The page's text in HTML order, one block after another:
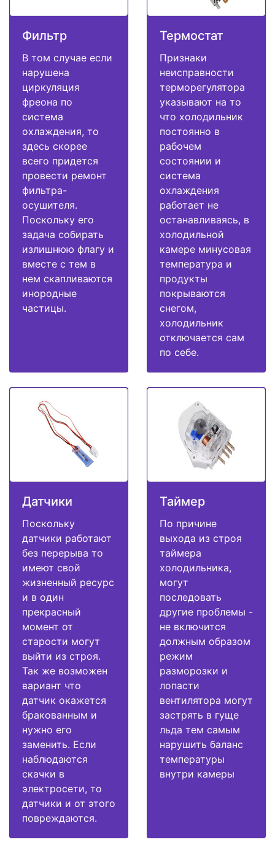
Фильтр
В том случае если
нарушена
циркуляция
фреона по
система
охлаждения, то
здесь скорее
всего придется
провести ремонт
фильтра-
осушителя.
Поскольку его
задача собирать
излишнюю флагу и
вместе с тем в
нем скапливаются
инородные
частицы.
Термостат
Признаки
неисправности
терморегулятора
указывают на то
что холодильник
постоянно в
рабочем
состоянии и
система
охлаждения
работает не
останавливаясь, в
холодильной
камере минусовая
температура и
продукты
покрываются
снегом,
холодильник
отключается сам
по себе.
Датчики
Поскольку
датчики работают
без перерыва то
имеют свой
жизненный ресурс
и в один
прекрасный
момент от
старости могут
выйти из строя.
Так же возможен
вариант что
датчик окажется
бракованным и
нужно его
заменить. Если
наблюдаются
скачки в
электросети, то
датчики и от этого
повреждаются.
Таймер
По причине
выхода из строя
таймера
холодильника,
могут
последовать
другие проблемы -
не включится
должным образом
режим
разморозки и
лопасти
вентилятора могут
застрять в гуще
льда тем самым
нарушить баланс
температуры
внутри камеры